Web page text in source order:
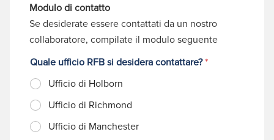
Modulo di contatto
Se desiderate essere contattati da un nostro
collaboratore, compilate il modulo seguente
Quale ufficio RFB si desidera contattare?*
Ufficio di Holborn
Ufficio di Richmond
Ufficio di Manchester